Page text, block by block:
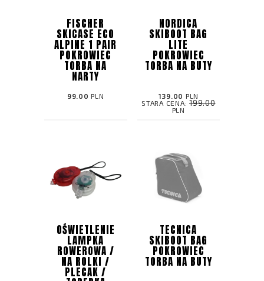
FISCHER
SKICASE ECO
ALPINE 1 PAIR
POKROWIEC
TORBA NA
NARTY
99.00 PLN
NORDICA
SKIBOOT BAG
LITE
POKROWIEC
TORBA NA BUTY
139.00 PLN
STARA CENA: 199.00
PLN
OŚWIETLENIE
LAMPKA
ROWEROWA /
NA ROLKI /
PLECAK /
TECNICA
SKIBOOT BAG
POKROWIEC
TORBA NA BUTY